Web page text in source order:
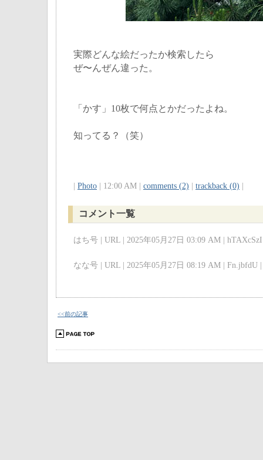
実際どんな絵だったか検索したら
ぜ〜んぜん違った。
「かす」10枚で何点とかだったよね。
知ってる？（笑）
Photo | 12:00 AM | comments (2) trackback (0)
コメント一覧
はち号 | URL | 2025年05月27日 03:09 AM |
なな号 | URL | 2025年05月27日 08:19 AM | Fn.jbfdU |
<<前の記事